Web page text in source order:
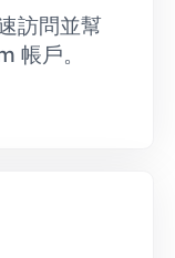
訪問並幫
帳戶。